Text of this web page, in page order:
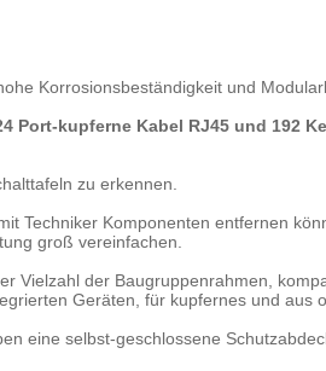
Korrosionsbeständigkeit und
Port-kupferne Kabel RJ45 und 192
zu erkennen.
Techniker Komponenten entfernen
groß vereinfachen.
Vielzahl der Baugruppenrahmen,
Geräten, für kupfernes und aus
eine selbst-geschlossene